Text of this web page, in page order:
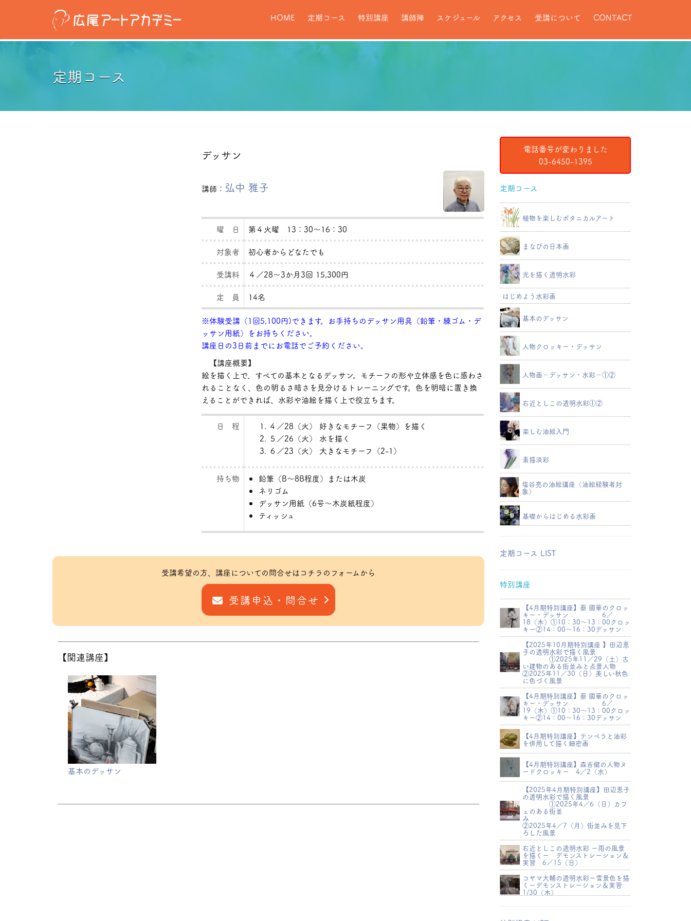
HOME 定期コース 特別講座 講師陣 スケジュール アクセス 受講について CONTACT
定期コース
デッサン
講師： 弘中 雅子
曜 日 第４火曜 13：30～16：30
対象者 初心者からどなたでも
受講料 ４／28～3か月3回 15,300円
定 員 14名
※体験受講（1回5,100円)できます。お手持ちのデッサン用具（鉛筆・練ゴム・デ
ッサン用紙）をお持ちください。
講座日の3日前までにお電話でご予約ください。
【講座概要】
絵を描く上で、すべての基本となるデッサン。モチーフの形や立体感を色に惑わさ
れることなく、色の明るさ暗さを見分けるトレーニングです。色を明暗に置き換
えることができれば、水彩や油絵を描く上で役立ちます。
日 程
４／28（火） 好きなモチーフ（果物）を描く
５／26（火） 水を描く
６／23（火） 大きなモチーフ（2-1）
持ち物
鉛筆（B～8B程度）または木炭
ネリゴム
デッサン用紙（6号～木炭紙程度）
ティッシュ
受講希望の方、講座についての問合せはコチラのフォームから
受講申込・問合せ
【関連講座】
基本のデッサン
電話番号が変わりました
03-6450-1395
定期コース
植物を楽しむボタニカルアート
まなびの日本画
光を描く透明水彩
はじめよう水彩画
基本のデッサン
人物クロッキー・デッサン
人物画－デッサン・水彩－①②
右近としこの透明水彩①②
楽しむ油絵入門
素描淡彩
塩谷亮の油絵講座（油絵経験者対
象）
基礎からはじめる水彩画
定期コース LIST
特別講座
【4月期特別講座】蔡 國華のクロッ
キー・デッサン 6／
18（木）①10：30～13：00クロッ
キー②14：00～16：30デッサン
【2025年10月期特別講座 】田辺恵
子の透明水彩で描く風景
①2025年11／29（土）古
い建物のある街並みと点景人物
②2025年11／30（日）美しい秋色
に色づく風景
【4月期特別講座】蔡 國華のクロッ
キー・デッサン 6／
19（木）①10：30～13：00クロッ
キー②14：00～16：30デッサン
【4月期特別講座】テンペラと油彩
を併用して描く細密画
【4月期特別講座】森吉健の人物ヌ
ードクロッキー 4／2（水）
【2025年4月期特別講座】田辺恵子
の透明水彩で描く風景
①2025年4／6（日）カフ
ェのある街並
み
②2025年4／7（月）街並みを見下
ろした風景
右近としこの透明水彩 ー雨の風景
を描くー デモンストレーション＆
実習 6／15（日）
コヤマ大輔の透明水彩ー雪景色を描
くーデモンストレーション＆実習
1/30（木）